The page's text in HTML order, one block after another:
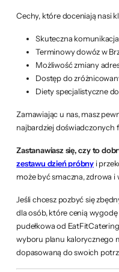
Cechy, które doceniają nasi
Skuteczna
Terminowy dowóz w
Możliwość zmiany
Dostęp do
Diety specjalistyczne
Zamawiając u nas, masz
najbardziej doświadczonych
Zastanawiasz się, czy to
zestawu dzień próbny i
może być smaczna, zdrowa i
Jeśli chcesz pozbyć się
dla osób, które cenią
pudełkowa od
wyboru planu kalorycznego
dopasowaną do swoich